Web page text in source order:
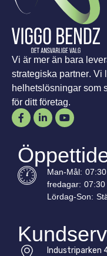
Vi är mer än bara
strategiska partner. Vi
helhetslösningar som
för ditt företag.
Man-Mål:
fredagar:
Lördag-Son:
Industriparken